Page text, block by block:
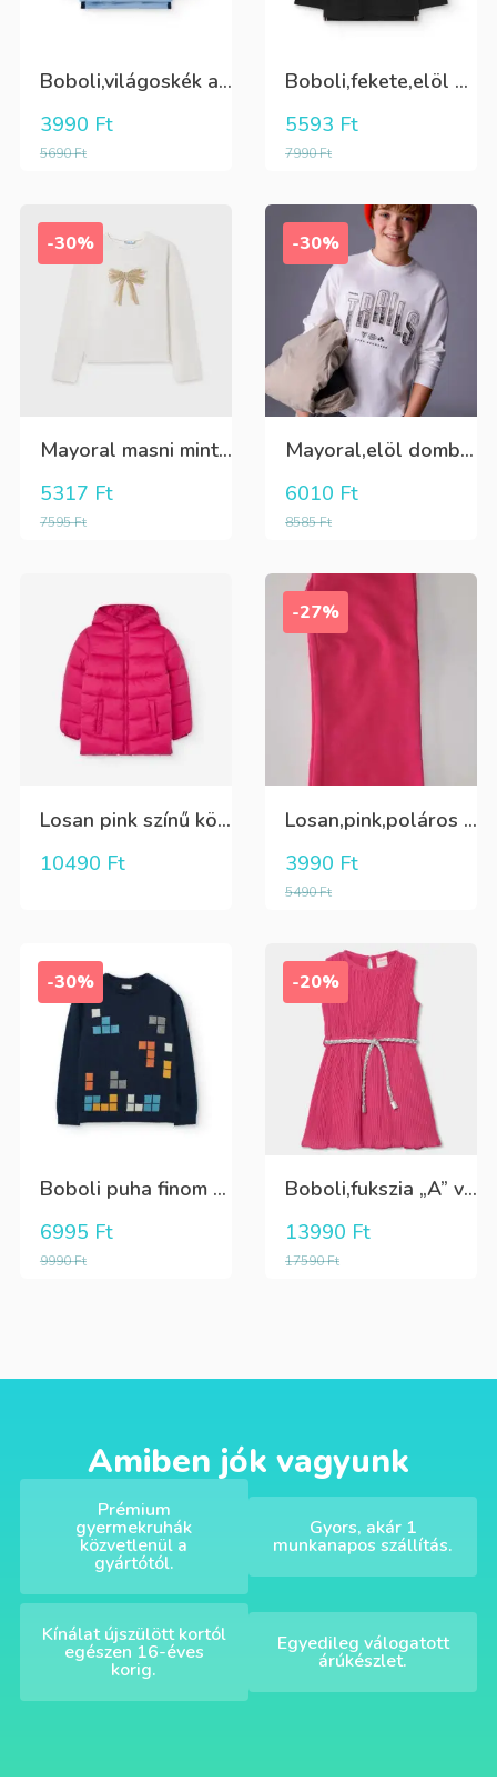
Boboli,világoskék alapon,elöl mintás fiú hosszú ujjú póló
5690Ft
3990 Ft
Boboli,fekete,elöl havas hegy csúcs mintás,fiú pulóver
7990Ft
5593 Ft
-30%
Mayoral masni mintás hosszú ujjú póló
7595Ft
5317 Ft
-30%
Mayoral,elöl dombornyomott felíratos,hosszú ujjú fiú póló
8585Ft
6010 Ft
Losan pink színű könnyű átmeneti kabát
10490 Ft
-27%
Losan,pink,poláros belsejű,bővülő szárú leggings
5490Ft
3990 Ft
-30%
Boboli puha finom kötött tetris mintás csinos pulóver
9990Ft
6995 Ft
-20%
Boboli,fukszia „A” vonalú ruha,ezüst övvel
17590Ft
13990 Ft
Amiben jók vagyunk
Prémium
gyermekruhák
közvetlenül a
gyártótól.
Gyors, akár 1
munkanapos szállítás.
Kínálat újszülött kortól
egészen 16-éves
korig.
Egyedileg válogatott
árúkészlet.